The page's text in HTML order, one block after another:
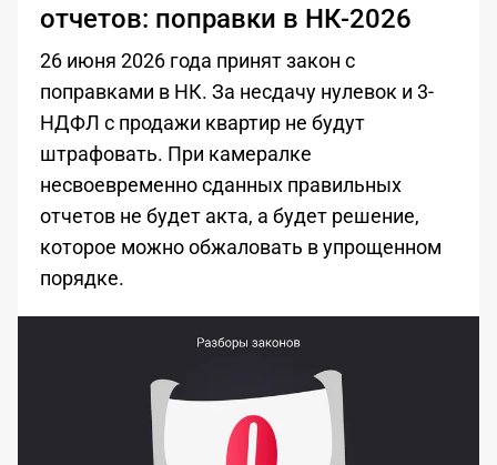
отчетов: поправки в НК-2026
26 июня 2026 года принят закон с
поправками в НК. За несдачу нулевок и 3-
НДФЛ с продажи квартир не будут
штрафовать. При камералке
несвоевременно сданных правильных
отчетов не будет акта, а будет решение,
которое можно обжаловать в упрощенном
порядке.